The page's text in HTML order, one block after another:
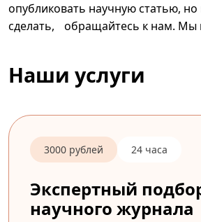
опубликовать научную статью, но
сделать, обращайтесь к нам.
Наши услуги
3000 рублей 24 часа
Экспертный
научного журнала